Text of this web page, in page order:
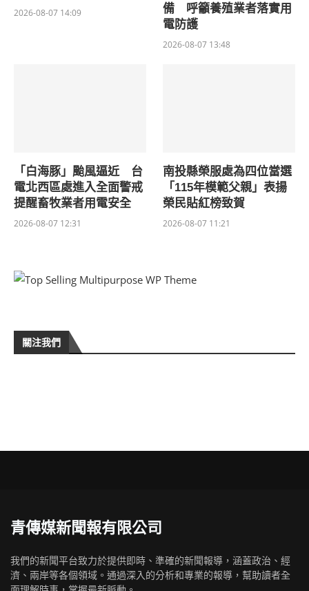
2026-08-07 14:09
備 呼籲養殖業者落實用
電防護
2026-08-07 13:48
「白海豚」颱風逼近 台
電北西區處進入全面警戒
提醒畜牧業者用電安全
2026-08-07 12:31
南投縣榮服處為四位當選
「115年模範父親」表揚
榮民貼紅榜致賀
2026-08-07 11:21
關注我們
青傳媒新聞報有限公司
我們的新聞平台致力於提供即時、準確的新聞報導，涵蓋政治、經
濟、兩岸等各個領域。通過深入的分析和專業的報導，幫助讀者全